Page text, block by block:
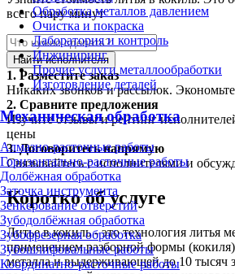
Обработка металлов давлением
Очистка и покраска
Лаборатория и контроль
Инжиниринг
Прочие услуги металлообработки
Изготовление деталей
Механическая обработка
Алмазно-расточные работы
Горизонтально-расточные работы
Долбёжная обработка
Заточка инструмента
Зенкерование отверстий
Зубодолбёжная обработка
Зубофрезерная обработка
Зубошлифовальные работы
Координатно-расточные работы
всего пару минут
Найти исполнителя
1. Разместите заказ
Никаких звонков и рассылок.
2. Сравните предложения
Изучите отзывы и рейтинг
цены
3.Договоритесь напрямую
Связывайтесь с исполнителями и
Коротко об услуге
Литье в кокиль - это технология литья
применением разборной формы
металла и выдерживающей до 10 тысяч